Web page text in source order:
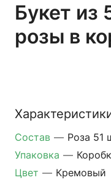
Букет из
розы в
Состав — Роза 51
Упаковка —
Цвет — Кремовый